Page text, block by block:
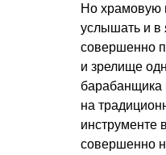
Но храмовую
услышать и в
совершенно
и зрелище
барабанщика
на
инструменте
совершенно